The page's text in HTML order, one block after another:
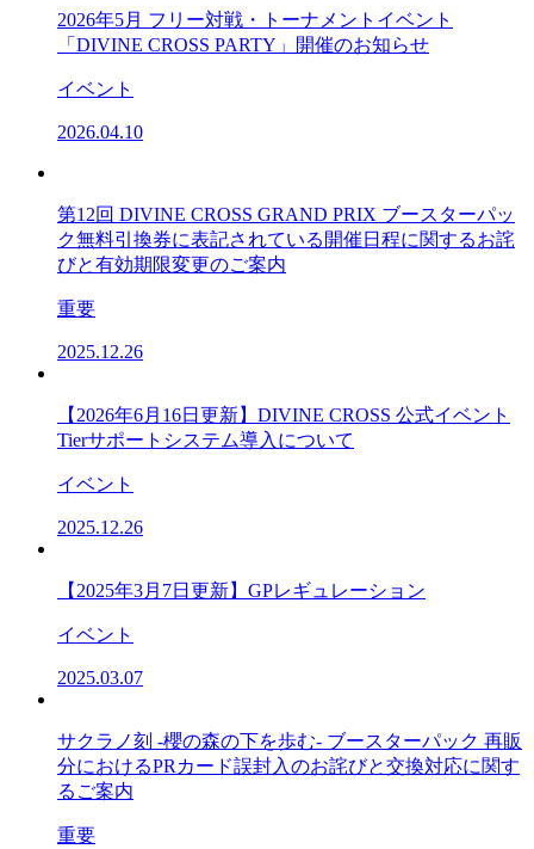
2026年5月 フリー対戦・トーナメントイベント
「DIVINE CROSS PARTY」開催のお知らせ
イベント
2026.04.10
第12回 DIVINE CROSS GRAND PRIX ブースターパッ
ク無料引換券に表記されている開催日程に関するお詫
びと有効期限変更のご案内
重要
2025.12.26
【2026年6月16日更新】DIVINE CROSS 公式イベント
Tierサポートシステム導入について
イベント
2025.12.26
【2025年3月7日更新】GPレギュレーション
イベント
2025.03.07
サクラノ刻 -櫻の森の下を歩む- ブースターパック 再販
分におけるPRカード誤封入のお詫びと交換対応に関す
るご案内
重要